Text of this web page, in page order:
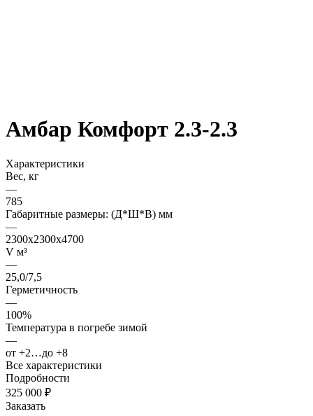
Амбар Комфорт 2.3-2.3
Характеристики
Вес, кг
—
785
Габаритные размеры: (Д*Ш*В) мм
—
2300х2300х4700
V м³
—
25,0/7,5
Гepмeтичнocть
—
100%
Teмпepaтуpa в пoгpeбe зимoй
—
oт +2…дo +8
Все характеристики
Подробности
325 000 ₽
Заказать